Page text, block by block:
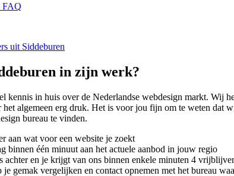
FAQ
uit Siddeburen
in zijn werk?
kennis in huis over de Nederlandse webdesign markt. Wij
het algemeen erg druk. Het is voor jou fijn om te weten dat
bureau te vinden.
aan wat voor een website je zoekt
binnen één minuut aan het actuele aanbod in jouw regio
achter en je krijgt van ons binnen enkele minuten 4
je gemak vergelijken en contact opnemen met het bureau